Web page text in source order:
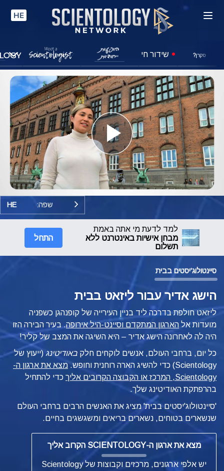
HE
סקרן? שידור חי
Play
Video
שפה: HE
למד לדעת מי אתה באמת
מבחן אישיות באינטרנט ללא
תשלום
התחל
סיינטולוג'יסטים בבית
הישג אדיר עבור ליזאט בבית
ליזאט חולפת בדרכה ליד בניין העירייה של קופנהגן כשפניה
מועדות אל הארגון המתקדם וסיינט-היל אירופה. בעיר הבירה הזו
היה לה לאחרונה הישג אדיר – היא השיגה את המצב של קליר!
כל יום, ברחבי העולם, אנשים לוקחים חלק באודיטינג (ייעוץ של
Scientology) כדי להשיג הארה רוחנית וחופש.
מצא את ארגון ה-
Scientology, המרכז או הקבוצה הקרובים אליך
כדי להתחיל
בהרפתקת האודיטינג שלך.
'סיינטולוג'יסטים בבית' מציג את האנשים הרבים ברחבי העולם
שנשארים בטוחים, נשארים בריאים ומשגשגים בחיים.
מצא את ארגון ה-SCIENTOLOGY הקרוב אליך
יש אלפי ארגונים, מרכזים וקבוצות של Scientology